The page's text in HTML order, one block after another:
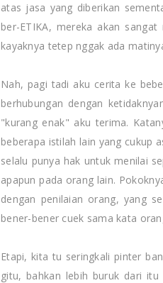
atas jasa yang diberikan
ber-ETIKA, mereka akan
kayaknya tetep nggak ada
Nah, pagi tadi aku cerita ke
berhubungan dengan
"kurang enak" aku terima.
beberapa istilah lain yang cukup
selalu punya hak untuk menilai
apapun pada orang lain.
dengan penilaian orang, yang
bener-bener cuek sama kata
Etapi, kita tu seringkali pinter
gitu, bahkan lebih buruk dari